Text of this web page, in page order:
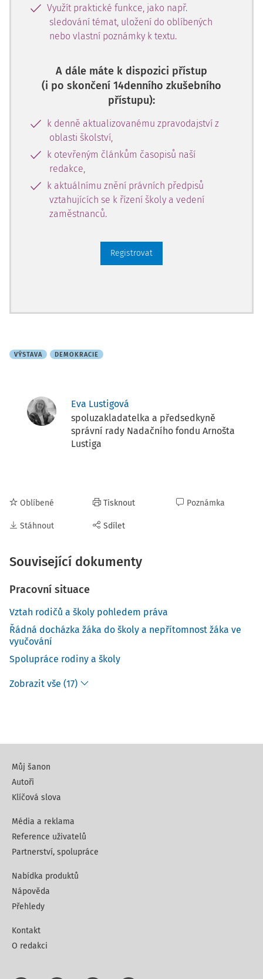
Využít praktické funkce, jako např.
sledování témat, uložení do oblíbených
nebo vlastní poznámky k textu.
A dále máte k dispozici přístup
(i po skončení 14denního zkušebního
přístupu):
k denně aktualizovanému zpravodajství z
oblasti školství,
k otevřeným článkům časopisů naší
redakce,
k aktuálnímu znění právních předpisů
vztahujících se k řízení školy a vedení
zaměstnanců.
Registrovat
VÝSTAVA DEMOKRACIE
Eva Lustigová
spoluzakladatelka a předsedkyně
správní rady Nadačního fondu Arnošta
Lustiga
Oblíbené
Stáhnout
Tisknout
Sdílet
Poznámka
Související dokumenty
Pracovní situace
Vztah rodičů a školy pohledem práva
Řádná docházka žáka do školy a nepřítomnost žáka ve
vyučování
Spolupráce rodiny a školy
Zobrazit vše (17)
Můj šanon
Autoři
Klíčová slova
Média a reklama
Reference uživatelů
Partnerství, spolupráce
Nabídka produktů
Nápověda
Přehledy
Kontakt
O redakci